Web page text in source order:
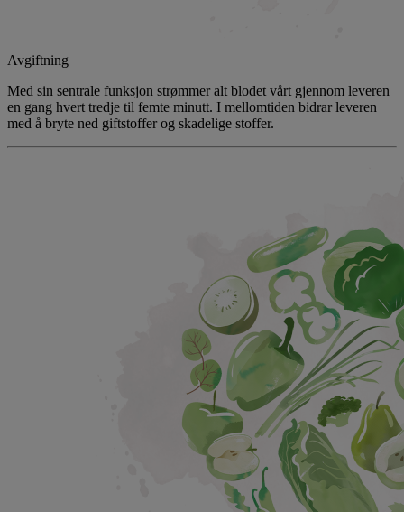
Avgiftning
Med sin sentrale funksjon strømmer alt blodet vårt gjennom leveren
en gang hvert tredje til femte minutt. I mellomtiden bidrar leveren
med å bryte ned giftstoffer og skadelige stoffer.